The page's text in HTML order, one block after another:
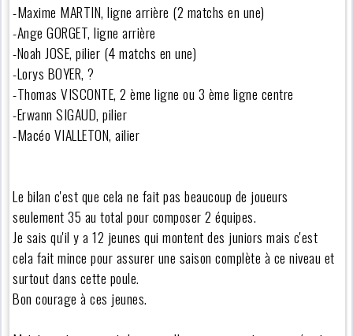
-Maxime MARTIN, ligne arrière (2 matchs en une)
-Ange GORGET, ligne arrière
-Noah JOSE, pilier (4 matchs en une)
-Lorys BOYER, ?
-Thomas VISCONTE, 2 ème ligne ou 3 ème ligne centre
-Erwann SIGAUD, pilier
-Macéo VIALLETON, ailier
Le bilan c'est que cela ne fait pas beaucoup de joueurs
seulement 35 au total pour composer 2 équipes.
Je sais qu'il y a 12 jeunes qui montent des juniors mais c'est
cela fait mince pour assurer une saison complète à ce niveau et
surtout dans cette poule.
Bon courage à ces jeunes.